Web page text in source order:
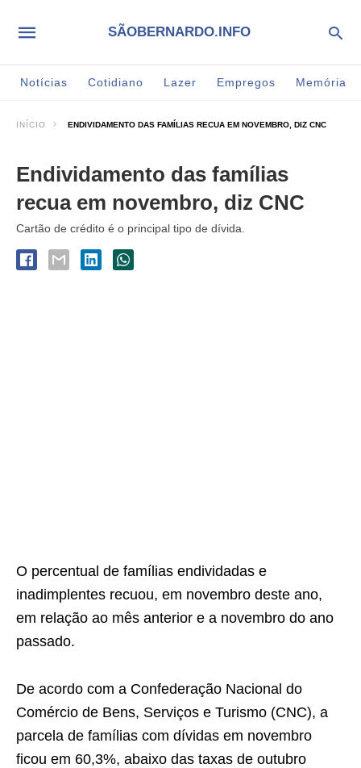
SÃOBERNARDO.INFO
Notícias Cotidiano Lazer Empregos Memória
INÍCIO ENDIVIDAMENTO DAS FAMÍLIAS RECUA EM NOVEMBRO, DIZ CNC
Endividamento das famílias
recua em novembro, diz CNC
Cartão de crédito é o principal tipo de dívida.
O percentual de famílias endividadas e
inadimplentes recuou, em novembro deste ano,
em relação ao mês anterior e a novembro do ano
passado.
De acordo com a Confederação Nacional do
Comércio de Bens, Serviços e Turismo (CNC), a
parcela de famílias com dívidas em novembro
ficou em 60,3%, abaixo das taxas de outubro